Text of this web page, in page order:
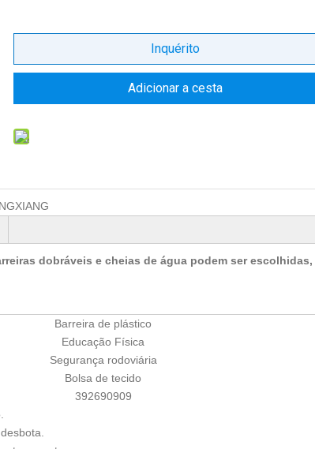
Inquérito
Adicionar a cesta
dobráveis ​​e cheias de água podem ser escolhidas,
Barreira de plástico
Educação Física
Segurança rodoviária
Bolsa de tecido
392690909